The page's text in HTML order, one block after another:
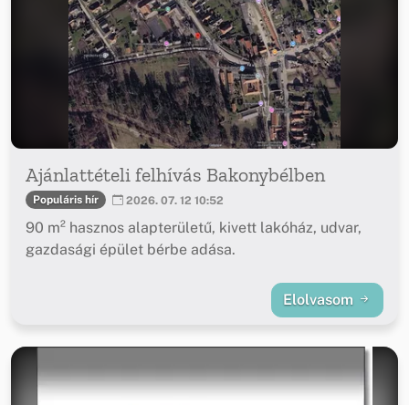
Ajánlattételi felhívás Bakonybélben
Populáris hír 2026. 07. 12 10:52
90 m² hasznos alapterületű, kivett lakóház, udvar,
gazdasági épület bérbe adása.
Elolvasom